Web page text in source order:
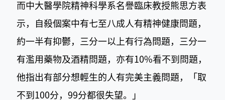
而中大醫學院精神科學系名譽臨床教授熊思方表
示，自殺個案中有七至八成人有精神健康問題，
約一半有抑鬱，三分一以上有行為問題，三分一
有濫用藥物及酒精問題，亦有10%看不到問題，
他指出有部分想輕生的人有完美主義問題，「取
不到100分，99分都很失望。」